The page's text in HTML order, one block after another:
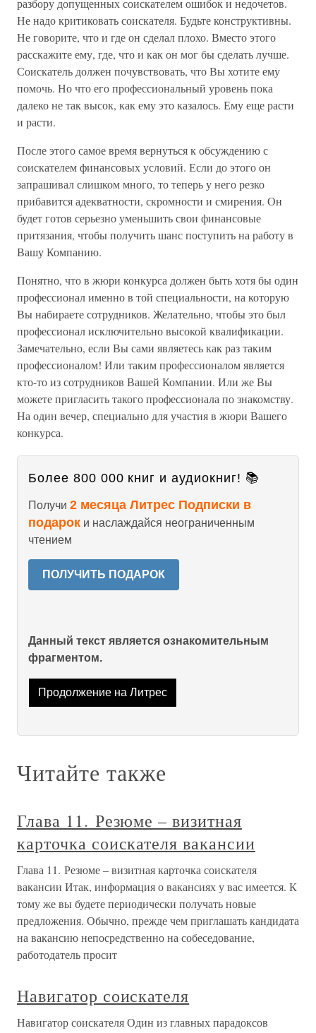
разбору допущенных соискателем ошибок и недочетов.
Не надо критиковать соискателя. Будьте конструктивны.
Не говорите, что и где он сделал плохо. Вместо этого
расскажите ему, где, что и как он мог бы сделать лучше.
Соискатель должен почувствовать, что Вы хотите ему
помочь. Но что его профессиональный уровень пока
далеко не так высок, как ему это казалось. Ему еще расти
и расти.
После этого самое время вернуться к обсуждению с
соискателем финансовых условий. Если до этого он
запрашивал слишком много, то теперь у него резко
прибавится адекватности, скромности и смирения. Он
будет готов серьезно уменьшить свои финансовые
притязания, чтобы получить шанс поступить на работу в
Вашу Компанию.
Понятно, что в жюри конкурса должен быть хотя бы один
профессионал именно в той специальности, на которую
Вы набираете сотрудников. Желательно, чтобы это был
профессионал исключительно высокой квалификации.
Замечательно, если Вы сами являетесь как раз таким
профессионалом! Или таким профессионалом является
кто-то из сотрудников Вашей Компании. Или же Вы
можете пригласить такого профессионала по знакомству.
На один вечер, специально для участия в жюри Вашего
конкурса.
Более 800 000 книг и аудиокниг! 📚
Получи 2 месяца Литрес Подписки в
подарок и наслаждайся неограниченным
чтением
ПОЛУЧИТЬ ПОДАРОК
Данный текст является ознакомительным
фрагментом.
Продолжение на Литрес
Читайте также
Глава 11. Резюме – визитная
карточка соискателя вакансии
Глава 11. Резюме – визитная карточка соискателя
вакансии Итак, информация о вакансиях у вас имеется. К
тому же вы будете периодически получать новые
предложения. Обычно, прежде чем приглашать кандидата
на вакансию непосредственно на собеседование,
работодатель просит
Навигатор соискателя
Навигатор соискателя Один из главных парадоксов